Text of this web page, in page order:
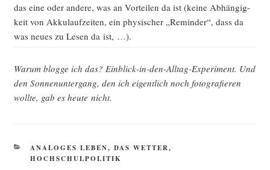
das eine oder ande­re, was an Vor­tei­len da ist (kei­ne Abhän­gig­
keit von Akku­lauf­zei­ten, ein phy­si­scher „Remin­der“, dass da
was neu­es zu Lesen da ist, …).
War­um blog­ge ich das? Ein­blick-in-den-All­tag-Expe­ri­ment. Und
den Son­nen­un­ter­gang, den ich eigent­lich noch foto­gra­fie­ren
woll­te, gab es heu­te nicht.
KATEGORIEN
ANALOGES LEBEN, DAS WETTER,
HOCHSCHULPOLITIK